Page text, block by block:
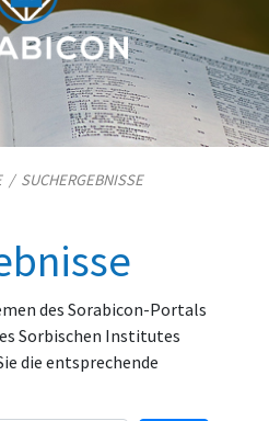
/ SUCHERGEBNISSE
des Sorabicon-Portals
Sorbischen Institutes
die entsprechende